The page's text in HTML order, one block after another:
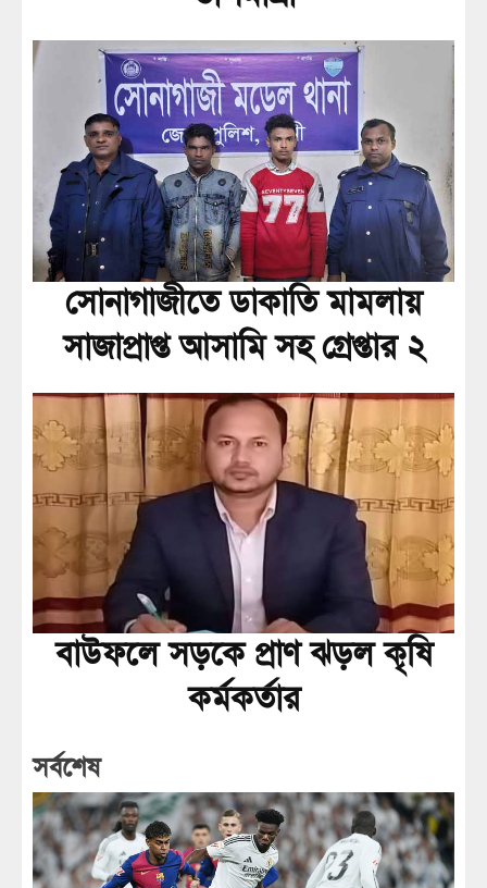
সোনাগাজীতে ডাকাতি মামলায়
সাজাপ্রাপ্ত আসামি সহ গ্রেপ্তার ২
বাউফলে সড়কে প্রাণ ঝড়ল কৃষি
কর্মকর্তার
সর্বশেষ